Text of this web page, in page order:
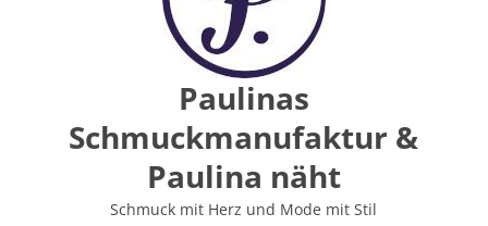
Paulinas
Schmuckmanufaktur &
Paulina näht
Schmuck mit Herz und Mode mit Stil